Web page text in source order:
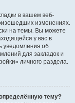
в вашем веб-
изменениях.
на темы. Вы можете
у вас в
уведомления об
для закладок и
личного раздела.
тему?